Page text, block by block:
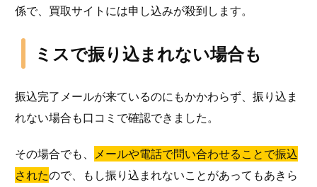
係で、買取サイトには申し込みが殺到します。
ミスで振り込まれない場合も
振込完了メールが来ているのにもかかわらず、振り込ま
れない場合も口コミで確認できました。
その場合でも、
メールや電話で問い合わせることで振込
されたので、もし振り込まれないことがあってもあきら